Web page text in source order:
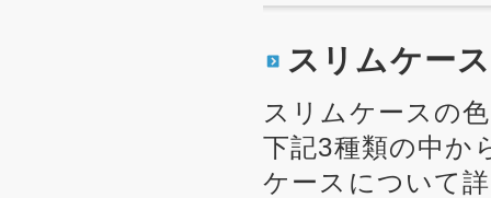
スリムケー
スリムケースの
下記3種類の中か
ケースについて